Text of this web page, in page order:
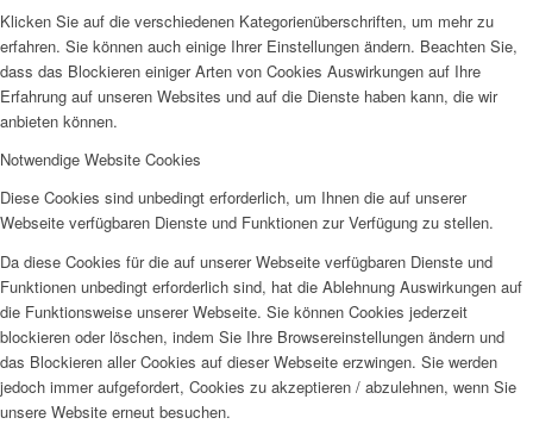
Klicken Sie auf die verschiedenen Kategorienüberschriften, um mehr zu
erfahren. Sie können auch einige Ihrer Einstellungen ändern. Beachten Sie,
dass das Blockieren einiger Arten von Cookies Auswirkungen auf Ihre
Erfahrung auf unseren Websites und auf die Dienste haben kann, die wir
anbieten können.
Notwendige Website Cookies
Diese Cookies sind unbedingt erforderlich, um Ihnen die auf unserer
Webseite verfügbaren Dienste und Funktionen zur Verfügung zu stellen.
Da diese Cookies für die auf unserer Webseite verfügbaren Dienste und
Funktionen unbedingt erforderlich sind, hat die Ablehnung Auswirkungen auf
die Funktionsweise unserer Webseite. Sie können Cookies jederzeit
blockieren oder löschen, indem Sie Ihre Browsereinstellungen ändern und
das Blockieren aller Cookies auf dieser Webseite erzwingen. Sie werden
jedoch immer aufgefordert, Cookies zu akzeptieren / abzulehnen, wenn Sie
unsere Website erneut besuchen.